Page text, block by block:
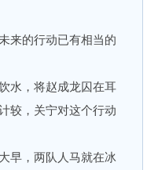
来的行动已有相当的
水，将赵成龙囚在耳
较，关宁对这个行动
早，两队人马就在冰